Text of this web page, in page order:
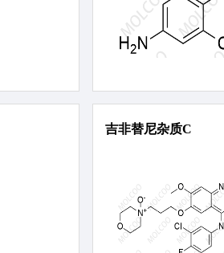
吉非替尼杂质C